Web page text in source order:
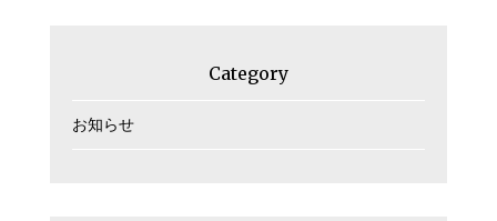
Category
お知らせ